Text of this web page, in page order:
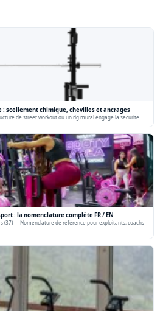
: scellement chimique, chevilles et ancrages
de street workout ou un rig mural engage la securite…
: la nomenclature complète FR / EN
(37) — Nomenclature de référence pour exploitants, coachs